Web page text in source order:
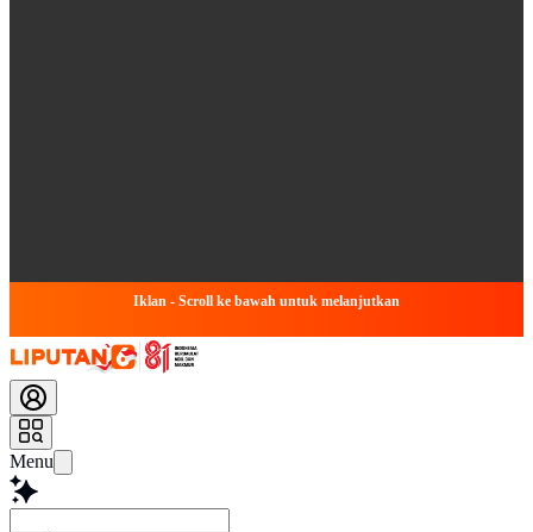
Iklan - Scroll ke bawah untuk melanjutkan
Menu